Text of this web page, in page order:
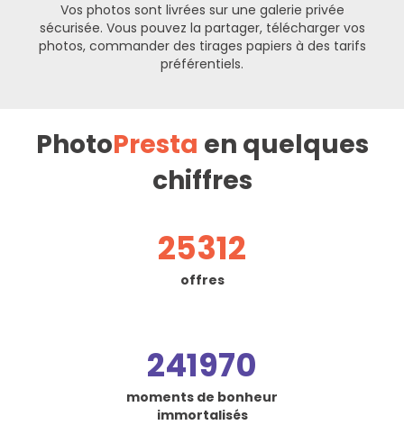
Vos photos sont livrées sur une galerie privée
sécurisée. Vous pouvez la partager, télécharger vos
photos, commander des tirages papiers à des tarifs
préférentiels.
PhotoPresta en quelques
chiffres
25312
offres
241970
moments de bonheur
immortalisés